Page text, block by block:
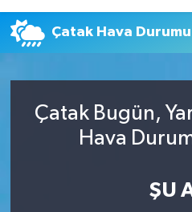
Çatak Hava Durumu
Çatak Bugün,
Hava
ŞU
Diğer
Tüm Manşetler